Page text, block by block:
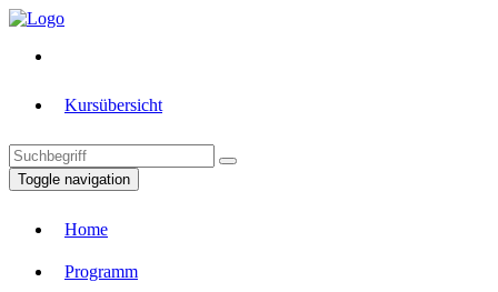
Kursübersicht
Toggle navigation
Home
Programm